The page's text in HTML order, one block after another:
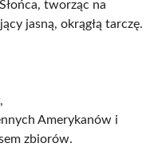
tworząc na
jasną, okrągłą tarczę.
,
Amerykanów i
zbiorów.